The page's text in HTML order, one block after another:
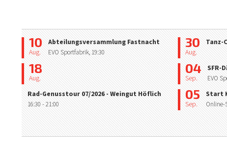
10
Aug.
Abteilungsversammlung Fastnacht
EVO Sportfabrik, 19:30
18
Aug.
Rad-Genusstour 07/2026 - Weingut Höflich
16:30 - 21:00
30
Aug.
Tanz-
04
Sep.
SFR-
EVO
05
Sep.
Start
Online-